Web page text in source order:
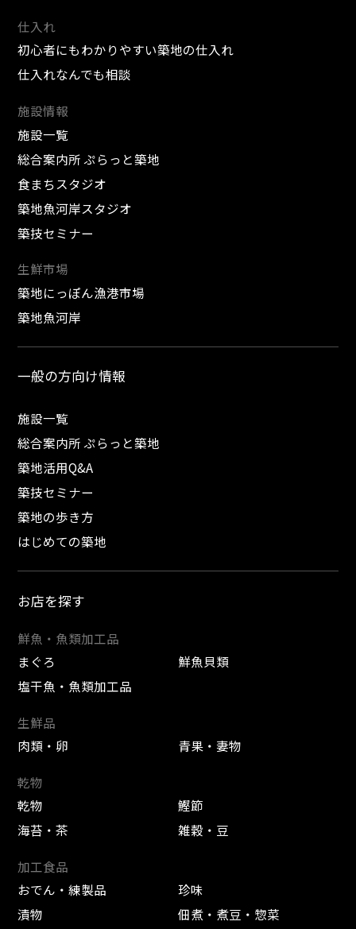
仕入れ
初心者にもわかりやすい築地の仕入れ
仕入れなんでも相談
施設情報
施設一覧
総合案内所 ぷらっと築地
食まちスタジオ
築地魚河岸スタジオ
築技セミナー
生鮮市場
築地にっぽん漁港市場
築地魚河岸
一般の方向け情報
施設一覧
総合案内所 ぷらっと築地
築地活用Q&A
築技セミナー
築地の歩き方
はじめての築地
お店を探す
鮮魚・魚類加工品
まぐろ
鮮魚貝類
塩干魚・魚類加工品
生鮮品
肉類・卵
青果・妻物
乾物
乾物
鰹節
海苔・茶
雑穀・豆
加工食品
おでん・練製品
珍味
漬物
佃煮・煮豆・惣菜